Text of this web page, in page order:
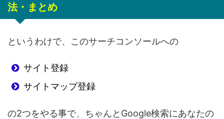
法・まとめ
というわけで、このサーチコンソールへの
サイト登録
サイトマップ登録
の2つをやる事で、ちゃんとGoogle検索にあなたの